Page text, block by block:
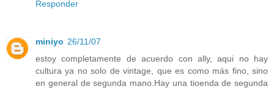
Responder
miniyo 26/11/07
estoy completamente de acuerdo con ally, aqui no hay
cultura ya no solo de vintage, que es como más fino, sino
en general de segunda mano.Hay una tioenda de segunda